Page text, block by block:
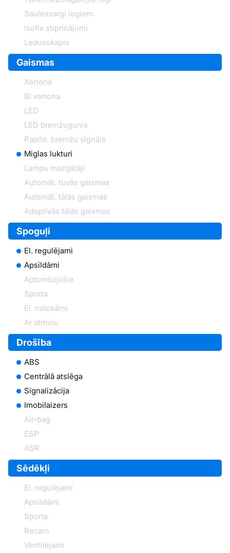
Saulessargi logiem
Isofix stiprinājumi
Ledusskapis
Gaismas
Xenona
Bi xenona
LED
LED bremžugunis
Papild. bremžu signāls
Miglas lukturi
Lampu mazgātāji
Automāt. tuvās gaismas
Automāt. tālās gaismas
Adaptīvās tālās gaismas
Spoguļi
El. regulējami
Apsildāmi
Aptumšojošie
Sporta
El. nolokāmi
Ar atmiņu
Drošība
ABS
Centrālā atslēga
Signalizācija
Imobilaizers
Air-bag
ESP
ASR
Sēdēkļi
El. regulējami
Apsildāmi
Sporta
Recaro
Ventilējami